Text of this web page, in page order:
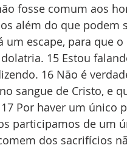
fosse comum aos
além do que podem
escape, para que
15 Estou
16 Não é
sangue de Cristo, e
Por haver um único
participamos de um
dos sacrifícios